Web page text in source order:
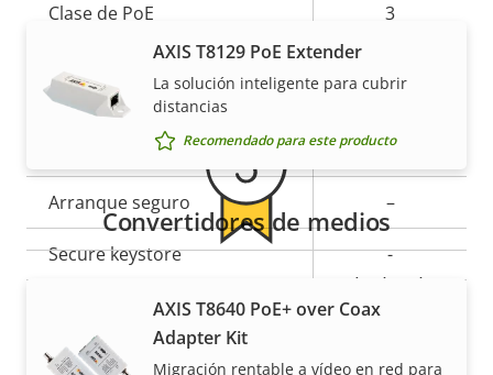
Descripción
propiedad
la
Clase de PoE 3
Seguridad
de
propiedad
Valor de
la
propiedad
Sistema operativo firmado –
Arranque seguro –
Secure keystore -
Axis Edge Vault
AXIS T8129 PoE Extender
La solución inteligente para cubrir
distancias
Recomendado para este producto
Convertidores de medios
AXIS T8640 PoE+ over Coax
Adapter Kit
Migración rentable a vídeo en red para
Garantía
Para mayor tranquilidad
Nuestra garantía de 3 años brinda a nuestros